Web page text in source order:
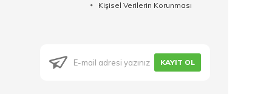
Kişisel Verilerin Korunması
KAYIT OL